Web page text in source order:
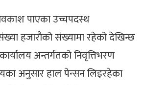
पाएका उच्चपदस्थ
हजारौको संख्यामा रहेको देखिन्छ
अन्तर्गतको निवृत्तिभरण
अनुसार हाल पेन्सन लिइरहेका